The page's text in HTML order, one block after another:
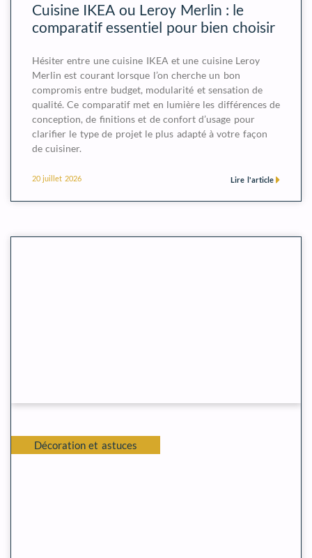
Cuisine IKEA ou Leroy Merlin : le
comparatif essentiel pour bien choisir
Hésiter entre une cuisine IKEA et une cuisine Leroy
Merlin est courant lorsque l’on cherche un bon
compromis entre budget, modularité et sensation de
qualité. Ce comparatif met en lumière les différences de
conception, de finitions et de confort d’usage pour
clarifier le type de projet le plus adapté à votre façon
de cuisiner.
Lire l'article
20 juillet 2026
Décoration et astuces